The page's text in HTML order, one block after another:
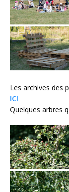
Les archives des
ICI
Quelques arbres